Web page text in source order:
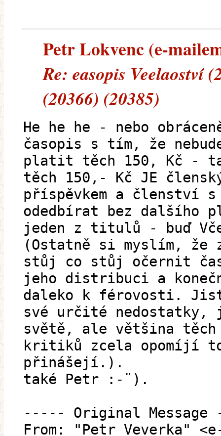
Petr Lokvenc (e-
Re: easopis Veelaoství
(20366) (20385)
He he he - nebo
časopis s tím, že
platit těch 150, Kč -
těch 150,- Kč JE
příspěvkem a členství s
odedbírat bez dalšího
jeden z titulů - buď
(Ostatně si myslím, že
stůj co stůj očernit
jeho distribuci a
daleko k férovosti.
své určité nedostatky,
světě, ale většina těch
kritiků zcela opomíjí to
přinášejí.).
také Petr :-¨).
----- Original
From: "Petr Veverka"